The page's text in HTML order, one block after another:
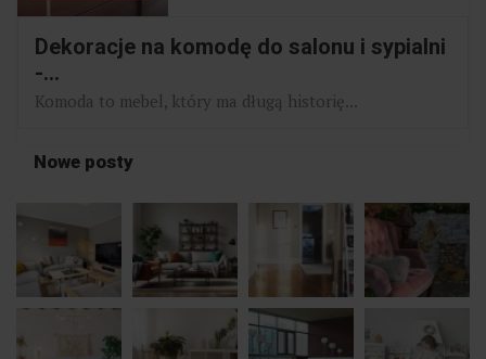
Dekoracje na komodę do salonu i sypialni
-...
Komoda to mebel, który ma długą historię...
Nowe posty